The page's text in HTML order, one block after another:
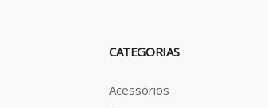
CATEGORIAS
Acessórios